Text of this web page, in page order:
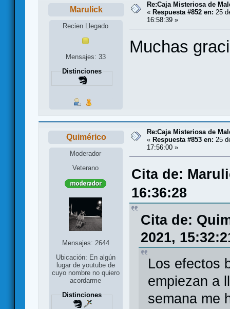
Marulick
Recien Llegado
Mensajes: 33
Distinciones
Re:Caja Misteriosa de
« Respuesta #852 en: 25
16:58:39 »
Muchas
Quimérico
Moderador
Veterano
Mensajes: 2644
Ubicación: En algún
lugar de youtube de
cuyo nombre no quiero
acordarme
Distinciones
Re:Caja Misteriosa de
« Respuesta #853 en: 25
17:56:00 »
Cita de:
16:36:28
Cita de:
2021,
Los efectos
empiezan a
semana me